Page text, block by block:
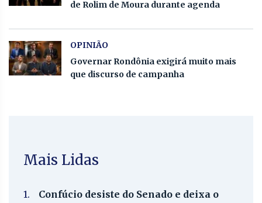
de Rolim de Moura durante agenda
OPINIÃO
Governar Rondônia exigirá muito mais
que discurso de campanha
Mais Lidas
1.
Confúcio desiste do Senado e deixa o